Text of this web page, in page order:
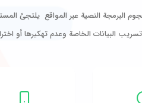
البرمجة النصية عبر المواقع يلتجئ
تسريب البيانات الخاصة وعدم تهكيرها أو